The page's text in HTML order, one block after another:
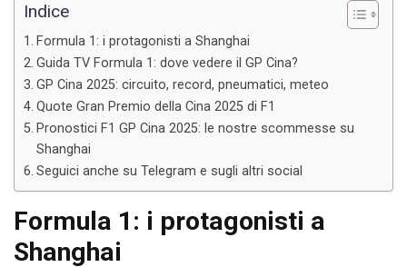
Indice
Formula 1: i protagonisti a Shanghai
Guida TV Formula 1: dove vedere il GP Cina?
GP Cina 2025: circuito, record, pneumatici, meteo
Quote Gran Premio della Cina 2025 di F1
Pronostici F1 GP Cina 2025: le nostre scommesse su
Shanghai
Seguici anche su Telegram e sugli altri social
Formula 1: i protagonisti a
Shanghai